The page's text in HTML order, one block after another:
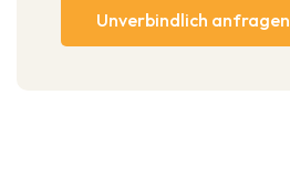
Unverbindlich anfragen